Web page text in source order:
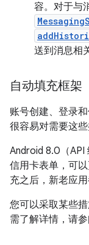
容。对于与
送到消息相
自动填充框架
账号创建、登录
很容易对需要这
Android 8.0（API
信用卡表单，可
充之后，新老应
您可以采取某些
需了解详情，请参